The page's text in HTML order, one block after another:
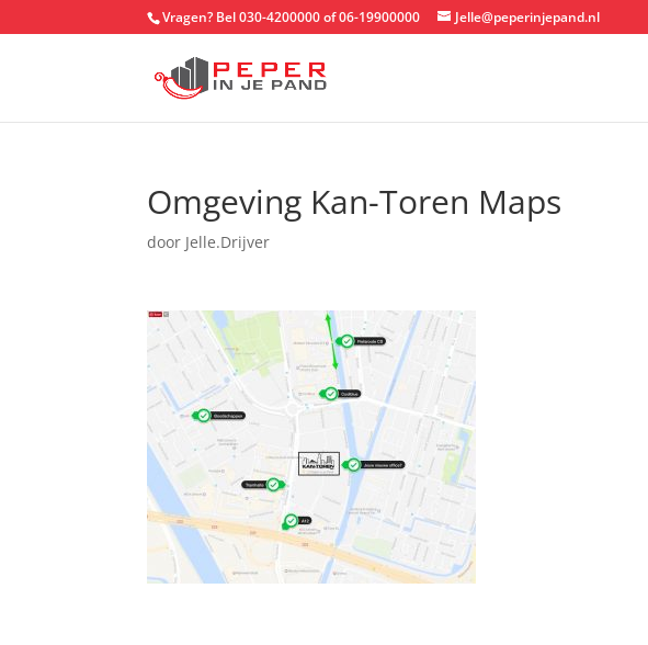
Vragen? Bel 030-4200000 of 06-19900000 Jelle@peperinjepand.nl
Omgeving Kan-Toren Maps
door Jelle.Drijver